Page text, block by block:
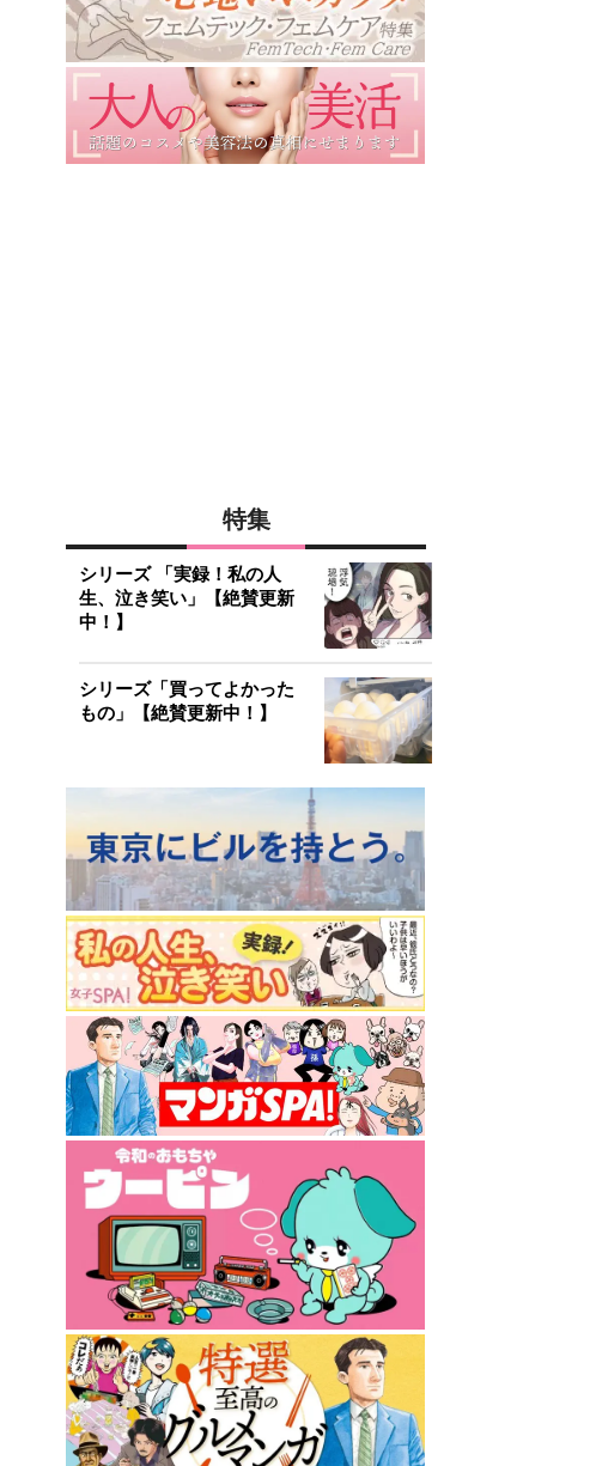
特集
シリーズ 「実録！私の人
生、泣き笑い」【絶賛更新
中！】
シリーズ「買ってよかった
もの」【絶賛更新中！】